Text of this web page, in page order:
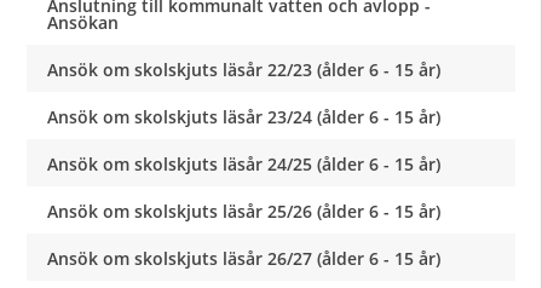
Anslutning till kommunalt vatten och avlopp -
Ansökan
Ansök om skolskjuts läsår 22/23 (ålder 6 - 15 år)
Ansök om skolskjuts läsår 23/24 (ålder 6 - 15 år)
Ansök om skolskjuts läsår 24/25 (ålder 6 - 15 år)
Ansök om skolskjuts läsår 25/26 (ålder 6 - 15 år)
Ansök om skolskjuts läsår 26/27 (ålder 6 - 15 år)